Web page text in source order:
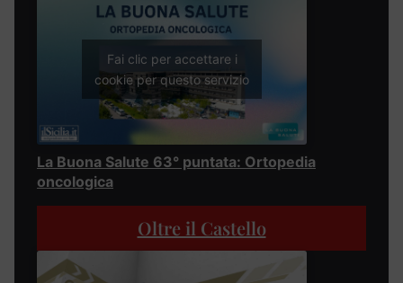
Fai clic per accettare i
cookie per questo servizio
La Buona Salute 63° puntata: Ortopedia
oncologica
Oltre il Castello